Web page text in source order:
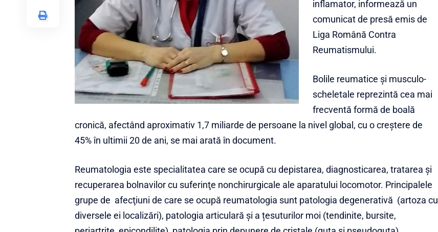
inflamator, informează un
comunicat de presă emis de
Liga Română Contra
Reumatismului.
Bolile reumatice şi musculo-
scheletale reprezintă cea mai
frecventă formă de boală
cronică, afectând aproximativ 1,7 miliarde de persoane la nivel global, cu o creştere de
45% în ultimii 20 de ani, se mai arată în document.
Reumatologia este specialitatea care se ocupă cu depistarea, diagnosticarea, tratarea şi
recuperarea bolnavilor cu suferinţe nonchirurgicale ale aparatului locomotor. Principalele
grupe de afecţiuni de care se ocupă reumatologia sunt patologia degenerativă (artoza cu
diversele ei localizări), patologia articulară şi a țesuturilor moi (tendinite, bursite,